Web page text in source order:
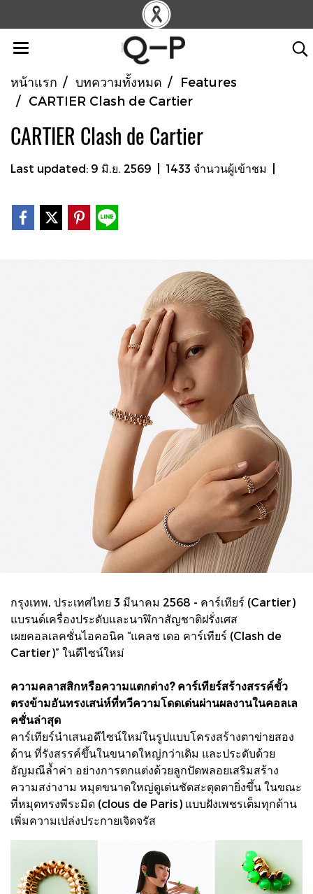
หน้าแรก บทความทั้งหมด
Features
CARTIER Clash de Cartier
CARTIER Clash de Cartier
Last updated: 9 มิ.ย. 2569 1433 จำนวนผู้เข้าชม
กรุงเทพ, ประเทศไทย 3 มีนาคม 2568 - คาร์เทียร์ (Cartier)
แบรนด์เครื่องประดับและนาฬิกาสัญชาติฝรั่งเศส
เผยคอลเลคชั่นไอคอนิค “แคลช เดอ คาร์เทียร์ (Clash de
Cartier)” ในดีไซน์ใหม่
ความคลาสสิกหรือความแตกต่าง? คาร์เทียร์สร้างสรรค์ขั้ว
ตรงข้ามอันทรงเสน่ห์ที่ทวีความโดดเด่นผ่านผลงานในคอลเล
คชั่นล่าสุด
คาร์เทียร์นำเสนอดีไซน์ใหม่ในรูปแบบโครงสร้างตาข่ายสอง
ด้าน ที่รังสรรค์ขึ้นในขนาดใหญ่กว่าเดิม และประดับด้วย
อัญมณีล้ำค่า อย่างการตกแต่งด้วยลูกปัดพลอยเสริมสร้าง
ความสง่างาม หมุดขนาดใหญ่ดูเด่นชัดสะดุดตายิ่งขึ้น ในขณะ
ที่หมุดทรงพีระมิด (clous de Paris) แบบฝังเพชรเต็มทุกด้าน
เพิ่มความเปล่งประกายเจิดจรัส